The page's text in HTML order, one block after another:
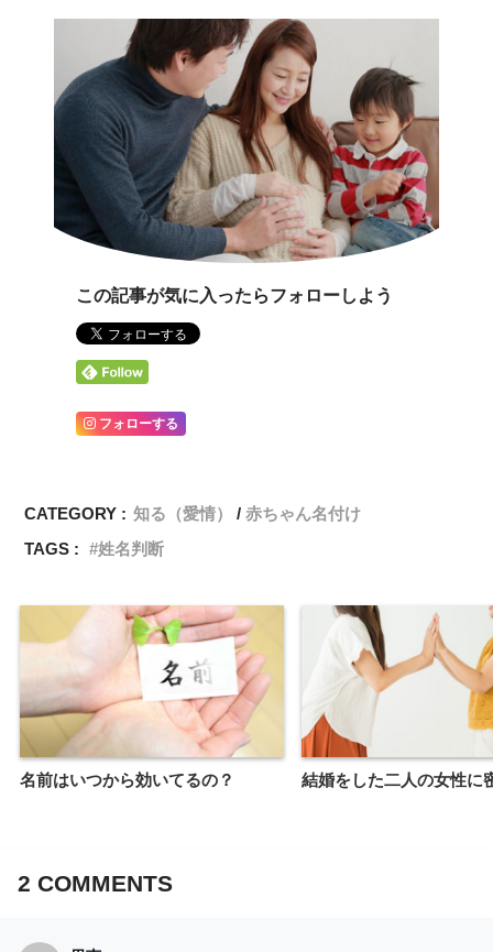
この記事が気に入ったらフォローしよう
フォローする
CATEGORY : 知る（愛情）
赤ちゃん名付け
TAGS :
姓名判断
名前はいつから効いてるの？ 結婚をした二人の女性に
2 COMMENTS